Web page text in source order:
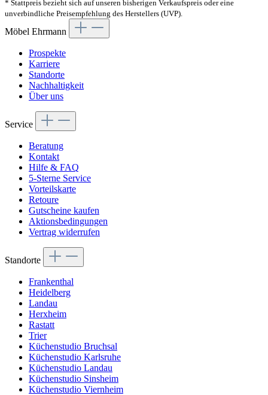
* Stattpreis bezieht sich auf unseren bisherigen Verkaufspreis oder eine
unverbindliche Preisempfehlung des Herstellers (UVP).
Möbel Ehrmann
Prospekte
Karriere
Standorte
Nachhaltigkeit
Über uns
Service
Beratung
Kontakt
Hilfe & FAQ
5-Sterne Service
Vorteilskarte
Retoure
Gutscheine kaufen
Aktionsbedingungen
Vertrag widerrufen
Standorte
Frankenthal
Heidelberg
Landau
Herxheim
Rastatt
Trier
Küchenstudio Bruchsal
Küchenstudio Karlsruhe
Küchenstudio Landau
Küchenstudio Sinsheim
Küchenstudio Viernheim